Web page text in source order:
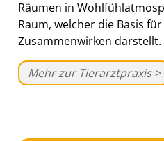
Räumen in
Raum, welcher die Basis
Zusammenwirken darstellt.
Mehr zur Tierarztpraxis >